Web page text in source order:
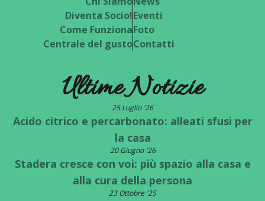
Diventa Socio!
Come Funziona
Centrale del gusto
Eventi
Foto
Contatti
Ultime Notizie
25 Luglio '26
Acido citrico e percarbonato: alleati sfusi per
la casa
20 Giugno '26
Stadera cresce con voi: più spazio alla casa e
alla cura della persona
23 Ottobre '25